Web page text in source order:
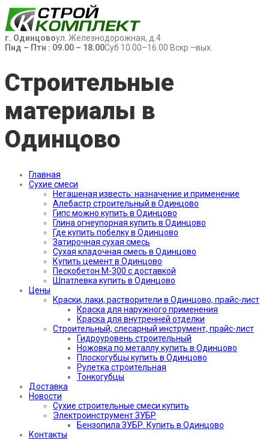
г. Одинцовоул. Железнодорожная, д.4
Пнд – Птн : 09.00 – 18.00Суб 10.00–16.00 Вскр.–вых.
Строительные
материалы в
Одинцово
Главная
Сухие смеси
Негашеная известь: назначение и применение
Алебастр строительный в Одинцово
Гипс можно купить в Одинцово
Глина огнеупорная купить в Одинцово
Где купить побелку в Одинцово
Затирочная сухая смесь
Сухая кладочная смесь в Одинцово
Купить цемент в Одинцово
Пескобетон М-300 с доставкой
Шпатлевка купить в Одинцово
Цены
Краски, лаки, растворители в Одинцово, прайс-лист
Краска для наружного применения
Краска для внутренней отделки
Строительный, слесарный инструмент, прайс-лист
Гидроуровень строительный
Ножовка по металлу купить в Одинцово
Плоскогубцы купить в Одинцово
Рулетка строительная
Тонкогубцы
Доставка
Новости
Сухие строительные смеси купить
Электроинструмент ЗУБР
Бензопила ЗУБР. Купить в Одинцово
Контакты